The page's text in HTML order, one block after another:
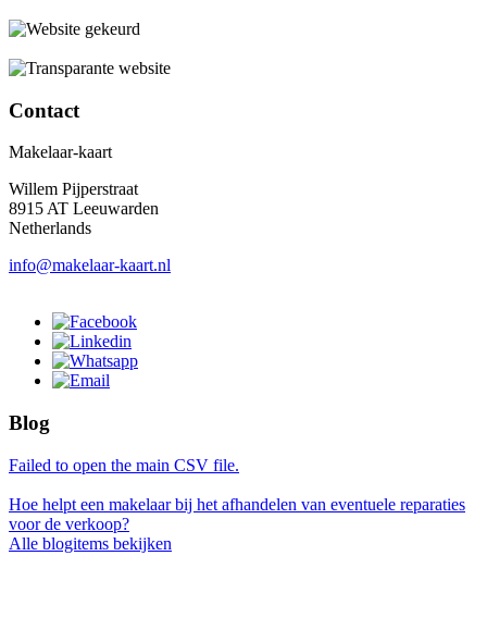
Contact
Makelaar-kaart
Willem Pijperstraat
8915 AT Leeuwarden
Netherlands
info@makelaar-kaart.nl
Blog
Failed to open the main CSV file.
Hoe helpt een makelaar bij het afhandelen van eventuele reparaties
voor de verkoop?
Alle blogitems bekijken